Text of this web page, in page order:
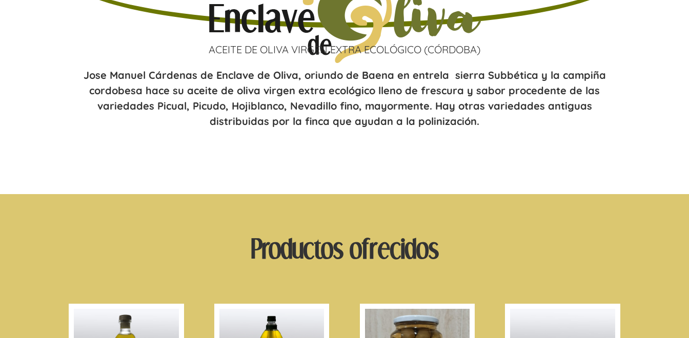
ACEITE DE OLIVA VIRGEN EXTRA ECOLÓGICO (CÓRDOBA)
Jose Manuel Cárdenas de Enclave de Oliva, oriundo de Baena en entrela sierra Subbética y la campiña
cordobesa hace su aceite de oliva virgen extra ecológico lleno de frescura y sabor procedente de las
variedades Picual, Picudo, Hojiblanco, Nevadillo fino, mayormente. Hay otras variedades antiguas
distribuidas por la finca que ayudan a la polinización.
Productos ofrecidos